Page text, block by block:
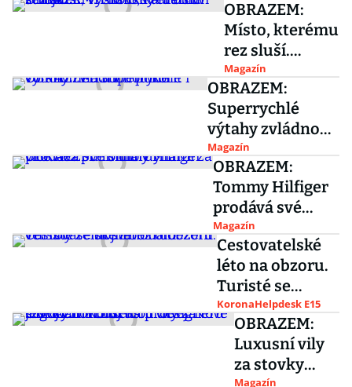
OBRAZEM:
Místo, kterému
rez sluší.
Vyškovský
hřbitov
stíhaček,
vrtulníků a
dalších strojů
Magazín
OBRAZEM:
Superrychlé
výtahy zvládnou
pokořit i 70
kilometrů v
hodině
Magazín
OBRAZEM:
Tommy Hilfiger
prodává své
sídlo v Miami za
více než půl
miliardy
Magazín
Cestovatelské
léto na obzoru.
Turisté se
dostanou do
většiny zemí již
bez omezení
KoronaHelpdesk E15
OBRAZEM:
Luxusní vily
za stovky
Magazín